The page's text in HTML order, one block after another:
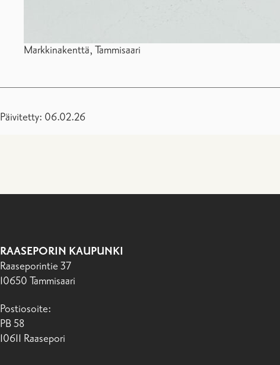
Markkinakenttä, Tammisaari
Päivitetty: 06.02.26
RAASEPORIN KAUPUNKI
Raaseporintie 37
10650 Tammisaari
Postiosoite:
PB 58
10611 Raasepori